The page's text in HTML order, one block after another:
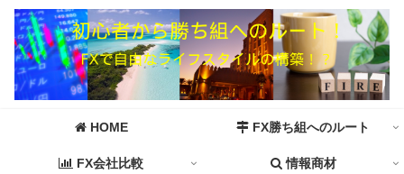
HOME FX勝ち組へのルート
FX会社比較 情報商材